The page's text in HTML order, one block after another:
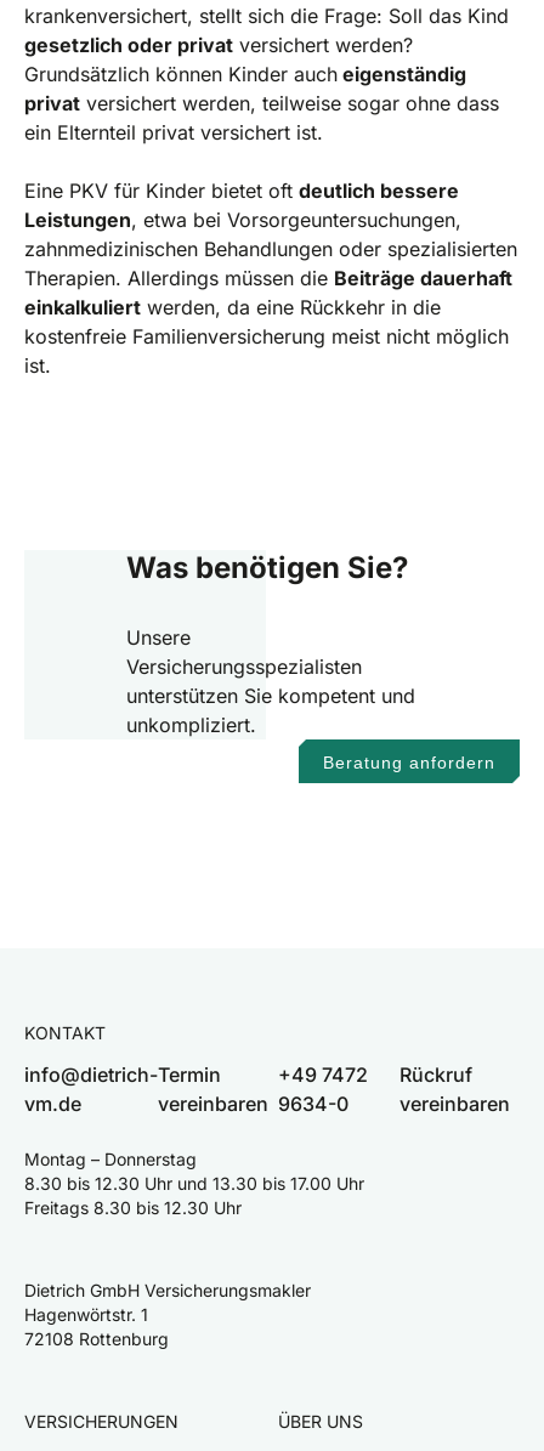
krankenversichert, stellt sich die Frage: Soll das Kind
gesetzlich oder privat versichert werden?
Grundsätzlich können Kinder auch eigenständig
privat versichert werden, teilweise sogar ohne dass
ein Elternteil privat versichert ist.
Eine PKV für Kinder bietet oft deutlich bessere
Leistungen, etwa bei Vorsorgeuntersuchungen,
zahnmedizinischen Behandlungen oder spezialisierten
Therapien. Allerdings müssen die Beiträge dauerhaft
einkalkuliert werden, da eine Rückkehr in die
kostenfreie Familienversicherung meist nicht möglich
ist.
Was benötigen Sie?
Unsere
Versicherungsspezialisten
unterstützen Sie kompetent und
unkompliziert.
Beratung anfordern
KONTAKT
info@dietrich-
vm.de
Termin
vereinbaren
+49 7472
9634-0
Rückruf
vereinbaren
Montag – Donnerstag
8.30 bis 12.30 Uhr und 13.30 bis 17.00 Uhr
Freitags 8.30 bis 12.30 Uhr
Dietrich GmbH Versicherungsmakler
Hagenwörtstr. 1
72108 Rottenburg
VERSICHERUNGEN ÜBER UNS